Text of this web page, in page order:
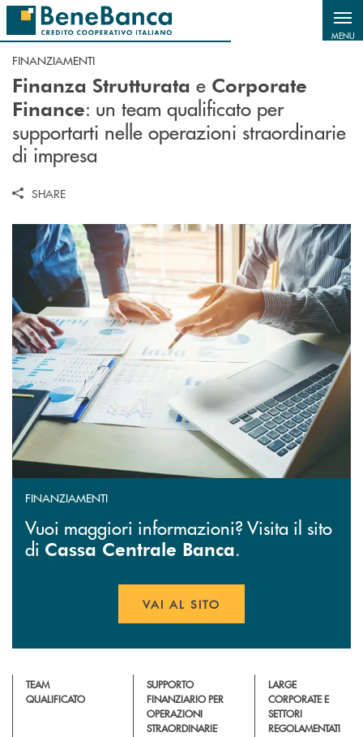
Salta al contenuto principale
MENU
FINANZIAMENTI
Finanza Strutturata e Corporate
Finance: un team qualificato per
supportarti nelle operazioni straordinarie
di impresa
SHARE
FINANZIAMENTI
Vuoi maggiori informazioni? Visita il sito
di Cassa Centrale Banca.
VAI AL SITO
TEAM
QUALIFICATO
SUPPORTO
FINANZIARIO PER
OPERAZIONI
STRAORDINARIE
LARGE
CORPORATE E
SETTORI
REGOLAMENTATI